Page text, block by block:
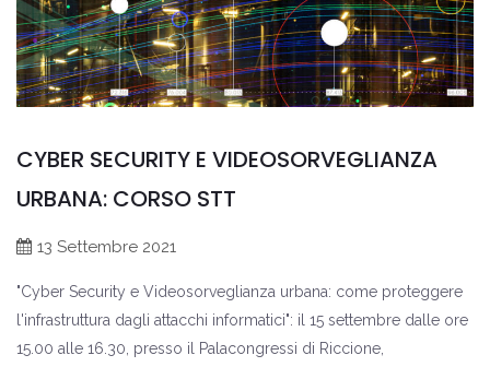
CYBER SECURITY E VIDEOSORVEGLIANZA
URBANA: CORSO STT
13 Settembre 2021
"Cyber Security e Videosorveglianza urbana: come proteggere
l'infrastruttura dagli attacchi informatici": il 15 settembre dalle ore
15.00 alle 16.30, presso il Palacongressi di Riccione,